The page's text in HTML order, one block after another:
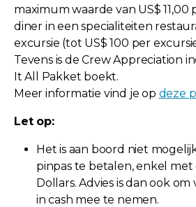
maximum waarde van US$ 11,00
diner in een specialiteiten
excursie (tot US$ 100 per
Tevens is de Crew Appreciation
It All Pakket boekt.
Meer informatie vind je op deze
Let op:
Het is aan boord niet
pinpas te betalen, enkel met
Dollars. Advies is dan ook
in cash mee te nemen.